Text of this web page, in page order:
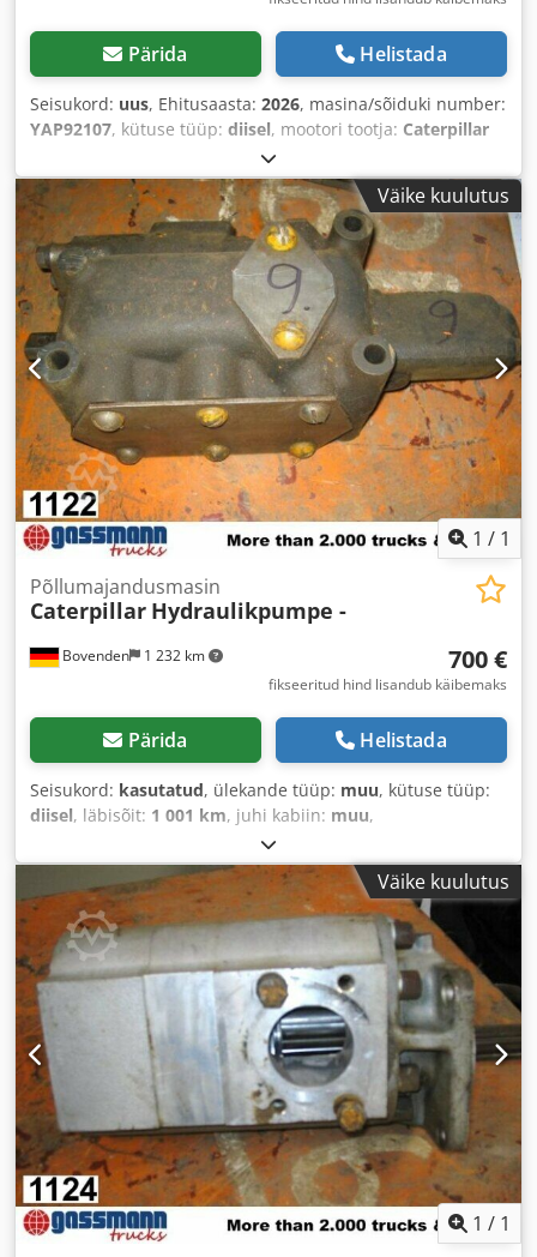
Pärida Helistada
Seisukord: uus, Ehitusaasta: 2026, masina/sõiduki number:
YAP92107, kütuse tüüp: diisel, mootori tootja: Caterpillar
Väike kuulutus
1 / 1
Bovenden 1 232 km
Põllumajandusmasin
Caterpillar Hydraulikpumpe -
700 €
fikseeritud hind lisandub käibemaks
Pärida Helistada
Seisukord: kasutatud, ülekande tüüp: muu, kütuse tüüp:
diisel, läbisõit: 1 001 km, juhi kabiin: muu,
Väike kuulutus
1 / 1